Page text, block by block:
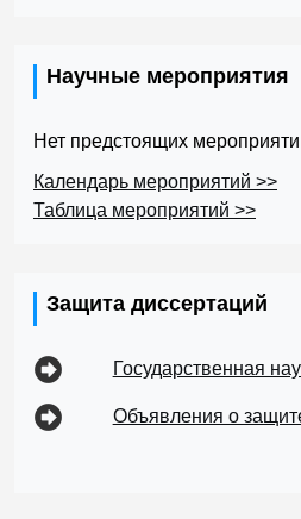
Научные мероприятия
Нет предстоящих
Календарь мероприятий >>
Таблица мероприятий >>
Защита диссертаций
Государственная
Объявления о